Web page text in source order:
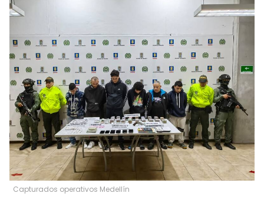
Capturados operativos Medellín